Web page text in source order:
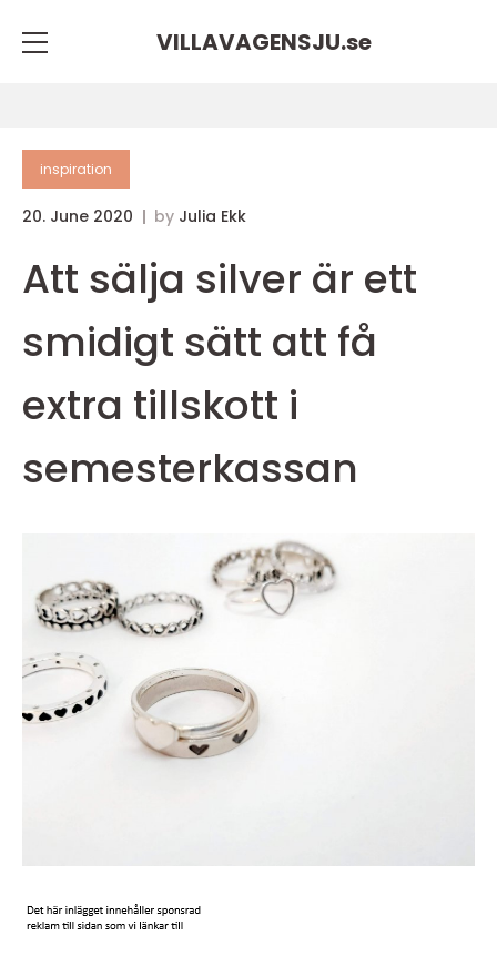
VILLAVAGENSJU.se
inspiration
20. June 2020 by Julia Ekk
Att sälja silver är ett
smidigt sätt att få
extra tillskott i
semesterkassan